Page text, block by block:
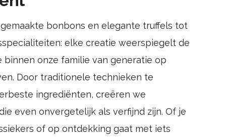
bonbons en elegante truffels tot
elke creatie weerspiegelt de
onze familie van generatie op
Door traditionele technieken te
ingrediënten, creëren we
even onvergetelijk als verfijnd zijn. Of je
of op ontdekking gaat met iets